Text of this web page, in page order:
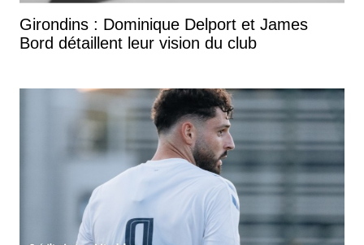
Girondins : Dominique Delport et James
Bord détaillent leur vision du club